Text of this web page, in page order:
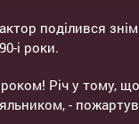
поділився
і роки.
Річ у тому,
-